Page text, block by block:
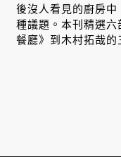
後沒人看見的廚房
種議題。本刊精選
餐廳》到木村拓哉